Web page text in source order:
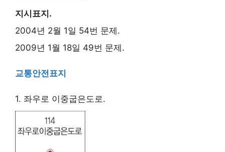
지시표지.
2004년 2월 1일 54번 문제.
2009년 1월 18일 49번 문제.
교통안전표지
1. 좌우로 이중굽은도로.